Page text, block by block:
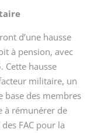
d’une hausse
à pension, avec
. Cette hausse
militaire, un
base des membres
à rémunérer de
FAC pour la